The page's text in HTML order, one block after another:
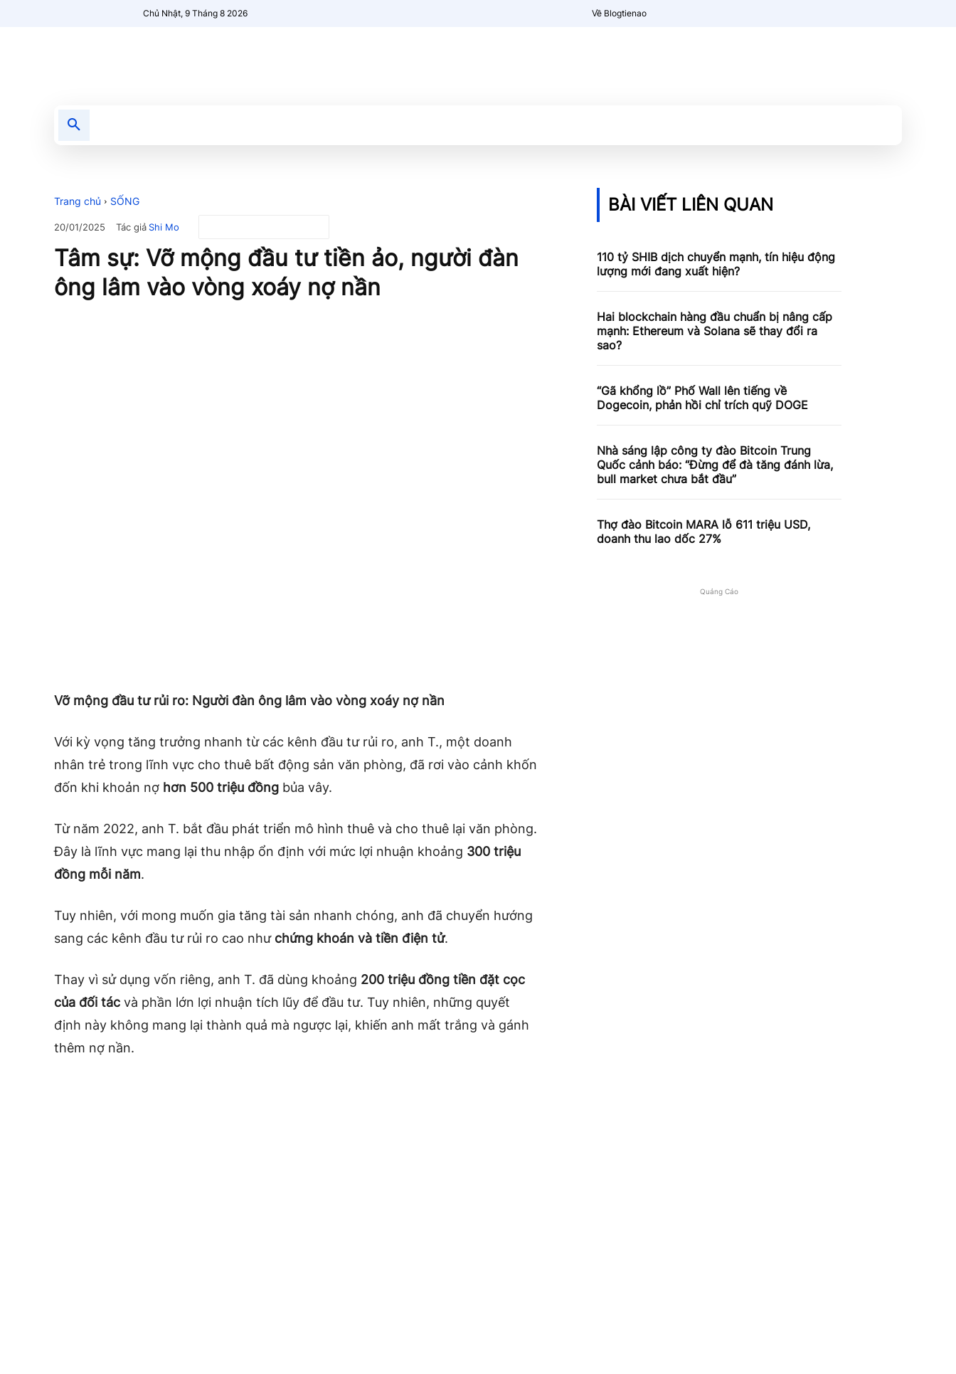
Chủ Nhật, 9 Tháng 8 2026 Về Blogtienao
Trang chủ SỐNG
20/01/2025 Tác giảShi Mo
Tâm sự: Vỡ mộng đầu tư tiền ảo, người đàn
ông lâm vào vòng xoáy nợ nần
Vỡ mộng đầu tư rủi ro: Người đàn ông lâm vào vòng xoáy nợ nần
Với kỳ vọng tăng trưởng nhanh từ các kênh đầu tư rủi ro, anh T., một doanh
nhân trẻ trong lĩnh vực cho thuê bất động sản văn phòng, đã rơi vào cảnh khốn
đốn khi khoản nợ hơn 500 triệu đồng bủa vây.
Từ năm 2022, anh T. bắt đầu phát triển mô hình thuê và cho thuê lại văn phòng.
Đây là lĩnh vực mang lại thu nhập ổn định với mức lợi nhuận khoảng 300 triệu
đồng mỗi năm.
Tuy nhiên, với mong muốn gia tăng tài sản nhanh chóng, anh đã chuyển hướng
sang các kênh đầu tư rủi ro cao như chứng khoán và tiền điện tử.
Thay vì sử dụng vốn riêng, anh T. đã dùng khoảng 200 triệu đồng tiền đặt cọc
của đối tác và phần lớn lợi nhuận tích lũy để đầu tư. Tuy nhiên, những quyết
định này không mang lại thành quả mà ngược lại, khiến anh mất trắng và gánh
thêm nợ nần.
BÀI VIẾT LIÊN QUAN
110 tỷ SHIB dịch chuyển mạnh, tín hiệu động
lượng mới đang xuất hiện?
Hai blockchain hàng đầu chuẩn bị nâng cấp
mạnh: Ethereum và Solana sẽ thay đổi ra
sao?
“Gã khổng lồ” Phố Wall lên tiếng về
Dogecoin, phản hồi chỉ trích quỹ DOGE
Nhà sáng lập công ty đào Bitcoin Trung
Quốc cảnh báo: “Đừng để đà tăng đánh lừa,
bull market chưa bắt đầu”
Thợ đào Bitcoin MARA lỗ 611 triệu USD,
doanh thu lao dốc 27%
Quảng Cáo